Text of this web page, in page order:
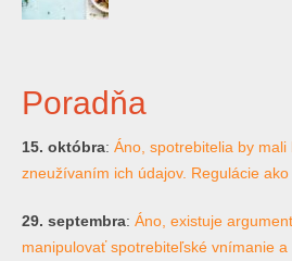
Poradňa
15. októbra: Áno, spotrebitelia by
zneužívaním ich údajov. Regulácie ako
29. septembra: Áno, existuje
manipulovať spotrebiteľské vnímanie